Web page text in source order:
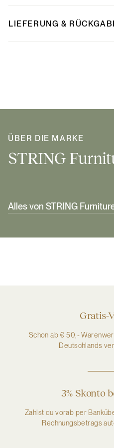
LIEFERUNG &
ÜBER DIE MARKE
STRING
Alles von STRING
Gratis-
Schon ab € 50,-
Deutschlands
3% Skonto
Zahlst du vorab per
Rechnungsbetrags